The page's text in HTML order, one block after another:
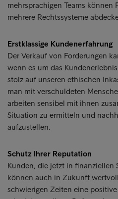
mehrsprachigen Teams können
mehrere Rechtssysteme
Erstklassige Kundenerfahrung
Der Verkauf von Forderungen
wenn es um das
stolz auf unseren ethischen
man mit verschuldeten
arbeiten sensibel mit ihnen
Situation zu ermitteln und
aufzustellen.
Schutz Ihrer Reputation
Kunden, die jetzt in finanziellen
können auch in Zukunft
schwierigen Zeiten eine